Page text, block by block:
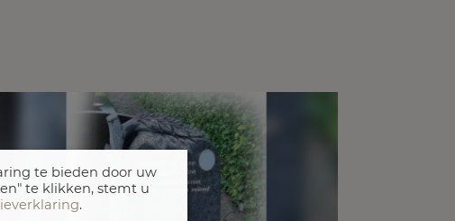
te bieden door uw
te klikken, stemt u
.